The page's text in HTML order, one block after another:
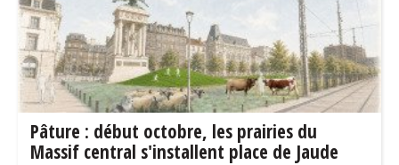
Pâture : début octobre, les prairies du
Massif central s'installent place de Jaude